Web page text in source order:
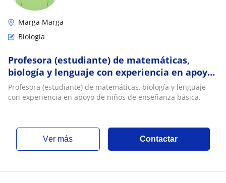
Marga Marga
Biología
Profesora (estudiante) de matemáticas,
biología y lenguaje con experiencia en apoyo
de niños de enseñanza básica
Profesora (estudiante) de matemáticas, biología y lenguaje
con experiencia en apoyo de niños de enseñanza básica.
ver más Contactar